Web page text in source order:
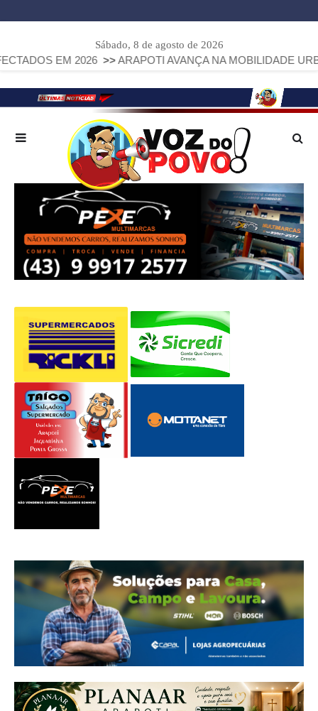
Sábado, 8 de agosto de 2026
>>ARAPOTI AVANÇA NA MOBILIDADE URBANA COM